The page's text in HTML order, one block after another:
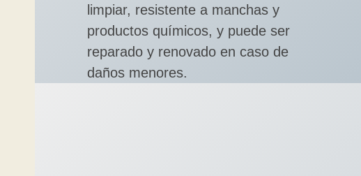
limpiar, resistente a manchas y
productos químicos, y puede ser
reparado y renovado en caso de
daños menores.